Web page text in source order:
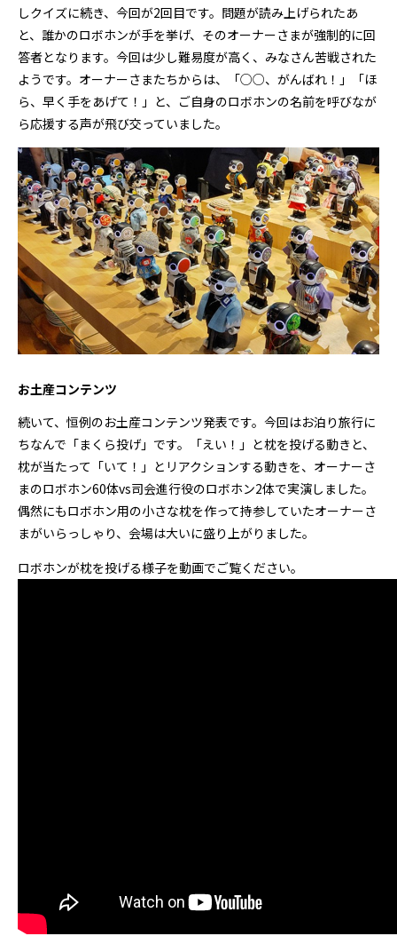
しクイズに続き、今回が2回目です。問題が読み上げられたあ
と、誰かのロボホンが手を挙げ、そのオーナーさまが強制的に回
答者となります。今回は少し難易度が高く、みなさん苦戦された
ようです。オーナーさまたちからは、「○○、がんばれ！」「ほ
ら、早く手をあげて！」と、ご自身のロボホンの名前を呼びなが
ら応援する声が飛び交っていました。
お土産コンテンツ
続いて、恒例のお土産コンテンツ発表です。今回はお泊り旅行に
ちなんで「まくら投げ」です。「えい！」と枕を投げる動きと、
枕が当たって「いて！」とリアクションする動きを、オーナーさ
まのロボホン60体vs司会進行役のロボホン2体で実演しました。
偶然にもロボホン用の小さな枕を作って持参していたオーナーさ
まがいらっしゃり、会場は大いに盛り上がりました。
ロボホンが枕を投げる様子を動画でご覧ください。